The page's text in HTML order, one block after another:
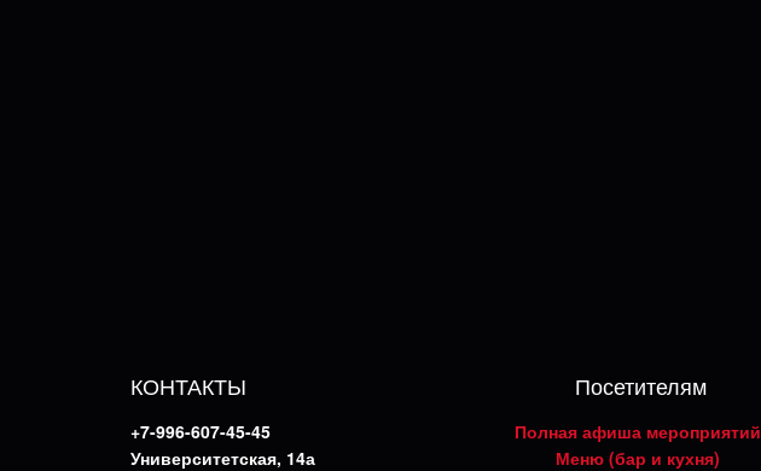
КОНТАКТЫ
+7-996-607-45-45
Университетская, 14а
Посетителям
Полная афиша мероприятий
Меню (бар и кухня)